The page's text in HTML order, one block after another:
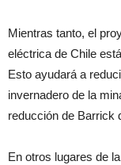
Mientras tanto, el
eléctrica de Chile
Esto ayudará a
invernadero de la
reducción de Barrick
En otros lugares de